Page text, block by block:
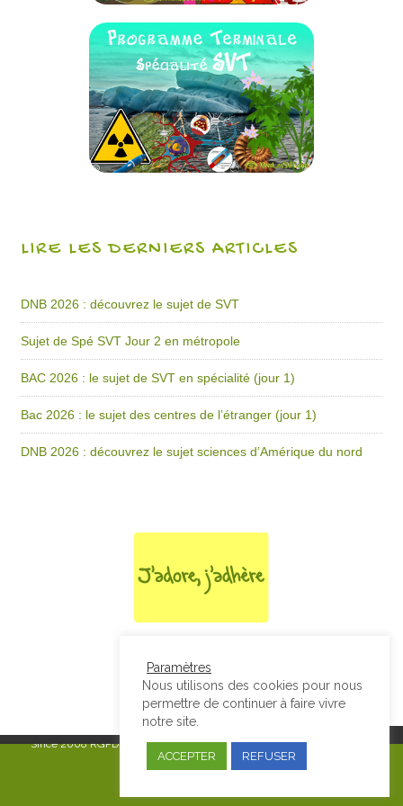
LIRE LES DERNIERS ARTICLES
DNB 2026 : découvrez le sujet de SVT
Sujet de Spé SVT Jour 2 en métropole
BAC 2026 : le sujet de SVT en spécialité (jour 1)
Bac 2026 : le sujet des centres de l’étranger (jour 1)
DNB 2026 : découvrez le sujet sciences d’Amérique du nord
Since 2008RGPD & Mentions Légales|Designed by Studio Thil - Site
internet - Charte graphique
Paramètres
Nous utilisons des cookies pour nous
permettre de continuer à faire vivre
notre site.
ACCEPTER REFUSER